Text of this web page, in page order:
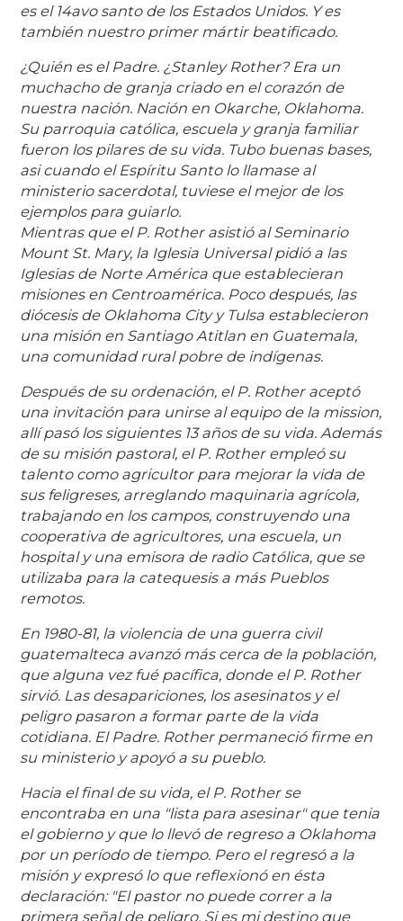
es el 14avo santo de los Estados Unidos. Y es
también nuestro primer mártir beatificado.
¿Quién es el Padre. ¿Stanley Rother? Era un
muchacho de granja criado en el corazón de
nuestra nación. Nación en Okarche, Oklahoma.
Su parroquia católica, escuela y granja familiar
fueron los pilares de su vida. Tubo buenas bases,
asi cuando el Espíritu Santo lo llamase al
ministerio sacerdotal, tuviese el mejor de los
ejemplos para guiarlo.
Mientras que el P. Rother asistió al Seminario
Mount St. Mary, la Iglesia Universal pidió a las
Iglesias de Norte América que establecieran
misiones en Centroamérica. Poco después, las
diócesis de Oklahoma City y Tulsa establecieron
una misión en Santiago Atitlan en Guatemala,
una comunidad rural pobre de indígenas.
Después de su ordenación, el P. Rother aceptó
una invitación para unirse al equipo de la mission,
allí pasó los siguientes 13 años de su vida. Además
de su misión pastoral, el P. Rother empleó su
talento como agricultor para mejorar la vida de
sus feligreses, arreglando maquinaria agrícola,
trabajando en los campos, construyendo una
cooperativa de agricultores, una escuela, un
hospital y una emisora de radio Católica, que se
utilizaba para la catequesis a más Pueblos
remotos.
En 1980-81, la violencia de una guerra civil
guatemalteca avanzó más cerca de la población,
que alguna vez fué pacífica, donde el P. Rother
sirvió. Las desapariciones, los asesinatos y el
peligro pasaron a formar parte de la vida
cotidiana. El Padre. Rother permaneció firme en
su ministerio y apoyó a su pueblo.
Hacia el final de su vida, el P. Rother se
encontraba en una "lista para asesinar" que tenia
el gobierno y que lo llevó de regreso a Oklahoma
por un período de tiempo. Pero el regresó a la
misión y expresó lo que reflexionó en ésta
declaración: "El pastor no puede correr a la
primera señal de peligro. Si es mi destino que